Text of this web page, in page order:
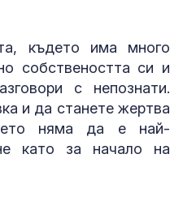
където има много
собствеността си и
с непознати.
и да станете жертва
няма да е най-
като за начало на